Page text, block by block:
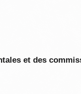
et des